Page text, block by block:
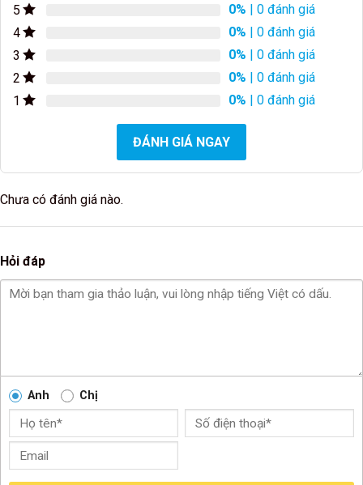
5 0% | 0 đánh giá
4
0% | 0 đánh giá
3
0% | 0 đánh giá
2
0% | 0 đánh giá
1
0% | 0 đánh giá
ĐÁNH GIÁ NGAY
Chưa có đánh giá nào.
Hỏi đáp
Anh Chị